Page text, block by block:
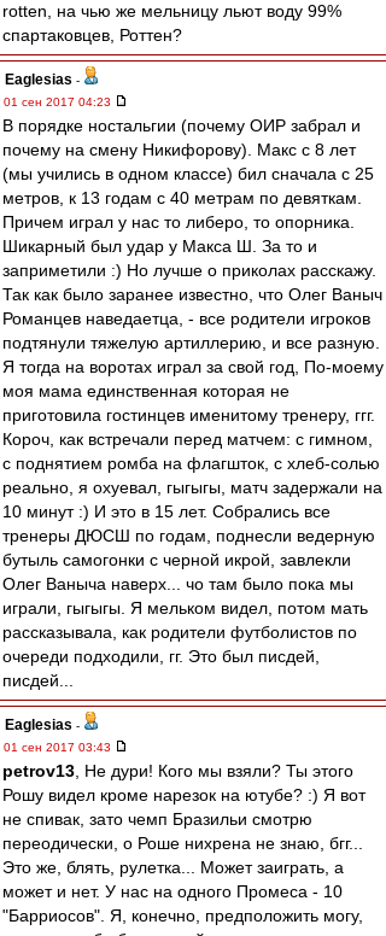
rotten, на чью же мельницу льют воду 99%
спартаковцев, Роттен?
Eaglesias -
01 сен 2017 04:23
В порядке ностальгии (почему ОИР забрал и
почему на смену Никифорову). Макс с 8 лет
(мы учились в одном классе) бил сначала с 25
метров, к 13 годам с 40 метрам по девяткам.
Причем играл у нас то либеро, то опорника.
Шикарный был удар у Макса Ш. За то и
заприметили :) Но лучше о приколах расскажу.
Так как было заранее известно, что Олег Ваныч
Романцев наведаетца, - все родители игроков
подтянули тяжелую артиллерию, и все разную.
Я тогда на воротах играл за свой год, По-моему
моя мама единственная которая не
приготовила гостинцев именитому тренеру, ггг.
Короч, как встречали перед матчем: с гимном,
с поднятием ромба на флагшток, с хлеб-солью
реально, я охуевал, гыгыгы, матч задержали на
10 минут :) И это в 15 лет. Собрались все
тренеры ДЮСШ по годам, поднесли ведерную
бутыль самогонки с черной икрой, завлекли
Олег Ваныча наверх... чо там было пока мы
играли, гыгыгы. Я мельком видел, потом мать
рассказывала, как родители футболистов по
очереди подходили, гг. Это был писдей,
писдей...
Eaglesias -
01 сен 2017 03:43
petrov13 , Не дури! Кого мы взяли? Ты этого
Рошу видел кроме нарезок на ютубе? :) Я вот
не спивак, зато чемп Бразильи смотрю
переодически, о Роше нихрена не знаю, бгг...
Это же, блять, рулетка... Может заиграть, а
может и нет. У нас на одного Промеса - 10
"Барриосов". Я, конечно, предположить могу,